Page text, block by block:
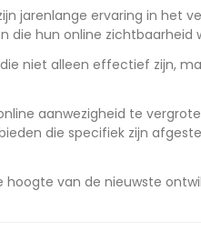
jarenlange ervaring in het
die hun online zichtbaarheid
niet alleen effectief zijn,
aanwezigheid te
die specifiek zijn
van de nieuwste